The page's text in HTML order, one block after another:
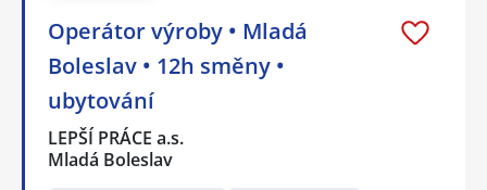
Operátor výroby • Mladá
Boleslav • 12h směny •
ubytování
LEPŠÍ PRÁCE a.s.
Mladá Boleslav